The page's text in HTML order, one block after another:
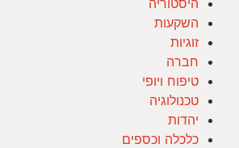
היסטוריה
השקעות
זוגיות
חברה
טיפוח ויופי
טכנולוגיה
יהדות
כלכלה וכספים